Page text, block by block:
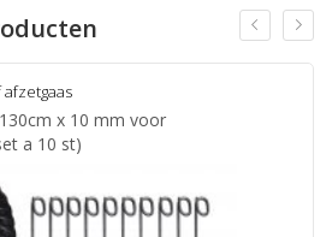
afzetgaas
x 10 mm voor
a 10 st)